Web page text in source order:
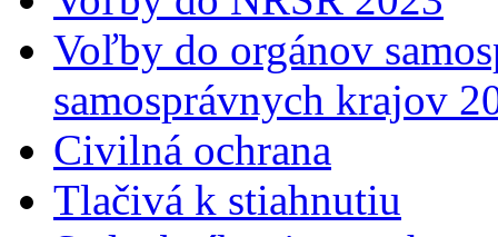
Voľby do orgánov
samosprávnych krajov
Civilná ochrana
Tlačivá k stiahnutiu